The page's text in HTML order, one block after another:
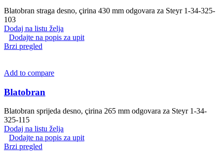
Blatobran straga desno, çirina 430 mm odgovara za Steyr 1-34-325-
103
Dodaj na listu želja
Dodajte na popis za upit
Brzi pregled
Add to compare
Blatobran
Blatobran sprijeda desno, çirina 265 mm odgovara za Steyr 1-34-
325-115
Dodaj na listu želja
Dodajte na popis za upit
Brzi pregled